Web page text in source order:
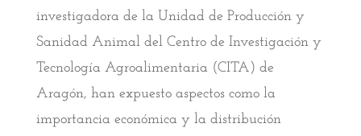
investigadora de la Unidad de Producción y
Sanidad Animal del Centro de Investigación y
Tecnología Agroalimentaria (CITA) de
Aragón, han expuesto aspectos como la
importancia económica y la distribución